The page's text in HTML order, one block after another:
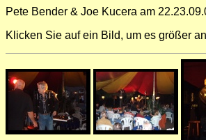
Pete Bender & Joe Kucera am
Klicken Sie auf ein Bild, um es größer